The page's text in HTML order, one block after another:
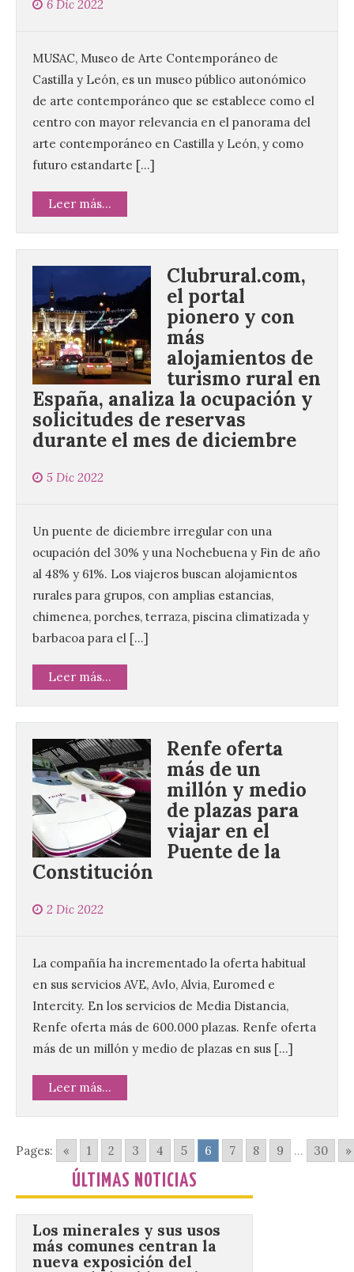
6 Dic 2022
MUSAC, Museo de Arte Contemporáneo de
Castilla y León, es un museo público autonómico
de arte contemporáneo que se establece como el
centro con mayor relevancia en el panorama del
arte contemporáneo en Castilla y León, y como
futuro estandarte […]
Leer más...
Clubrural.com,
el portal
pionero y con
más
alojamientos de
turismo rural en
España, analiza la ocupación y
solicitudes de reservas
durante el mes de diciembre
5 Dic 2022
Un puente de diciembre irregular con una
ocupación del 30% y una Nochebuena y Fin de año
al 48% y 61%. Los viajeros buscan alojamientos
rurales para grupos, con amplias estancias,
chimenea, porches, terraza, piscina climatizada y
barbacoa para el […]
Leer más...
Renfe oferta
más de un
millón y medio
de plazas para
viajar en el
Puente de la
Constitución
2 Dic 2022
La compañía ha incrementado la oferta habitual
en sus servicios AVE, Avlo, Alvia, Euromed e
Intercity. En los servicios de Media Distancia,
Renfe oferta más de 600.000 plazas. Renfe oferta
más de un millón y medio de plazas en sus […]
Leer más...
Pages: « 1 2 3 4 5 6 7 8 9 ... 30 »
ÚLTIMAS NOTICIAS
La decimonovena
viaje nos llega desde la
8 Ago 2026
Nueva edición de León
de…viaje. Una iniciativa
organizado por la sección
juvenil de la Asociación
Conceyu País Llionés y el Diario de
Turismo, Ocio e Información para
Los minerales y sus usos
más comunes centran la
nueva exposición del
Museo de la Siderurgia y
la Minería de Sabero